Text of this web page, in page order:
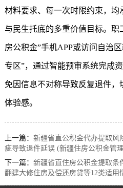
材料要求、每一次时限约束，
与民生托底的多重价值目标。职
房公积金”手机APP或访问自治
专区”，通过智能预审系统完成
免因信息不对称导致反复退件
体验感。
上一篇： 新疆省直公积金代办提取风
疵导致退件延误 (新疆住房公积金管
下一篇： 新疆省直住房公积金提取条
翻建大修住房及偿还房贷等12类适用